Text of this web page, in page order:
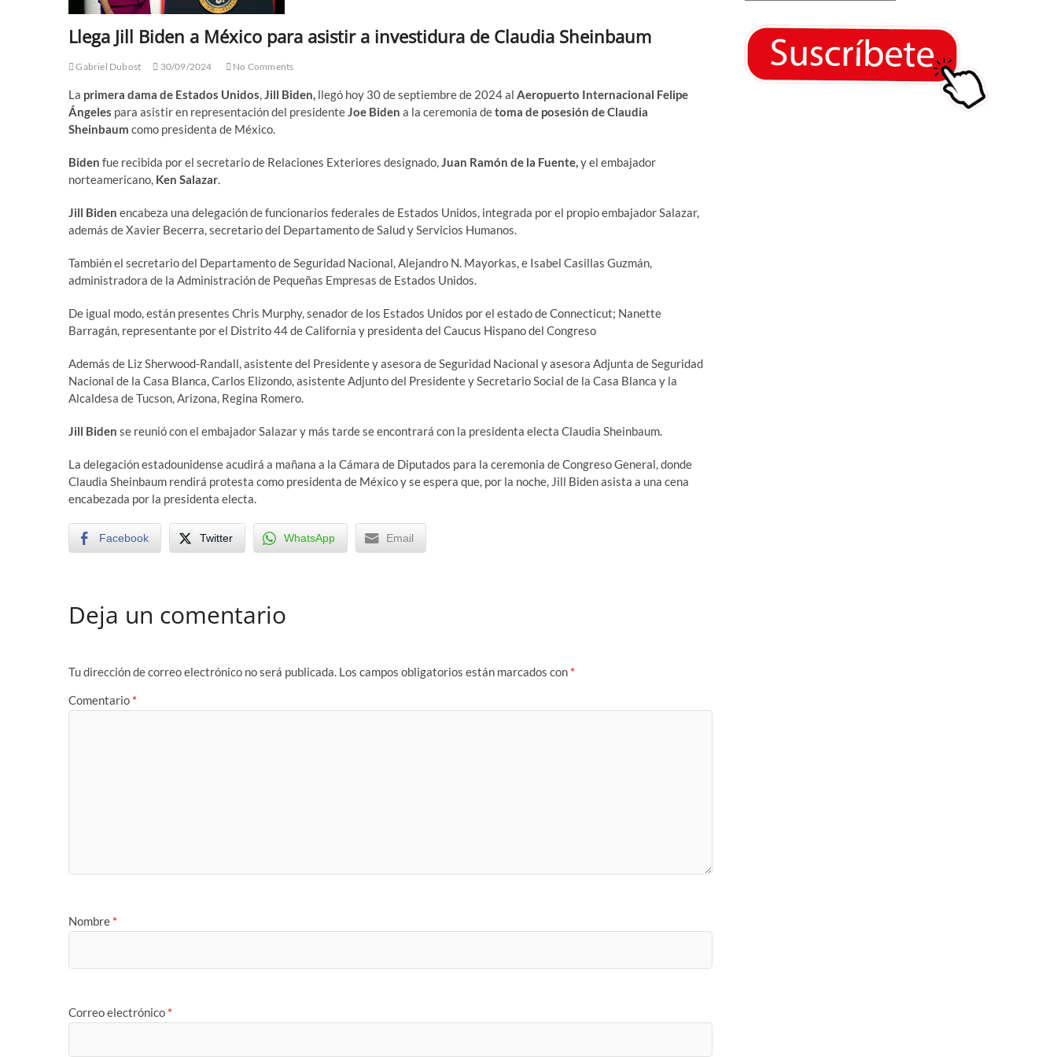
Llega Jill Biden a México para asistir a investidura de Claudia Sheinbaum
Gabriel Dubost 30/09/2024 No Comments
La primera dama de Estados Unidos,Jill Biden, llegó hoy 30 de septiembre de 2024 al Aeropuerto Internacional Felipe
Ángeles para asistir en representación del presidenteJoe Biden a la ceremonia detoma de posesión de Claudia
Sheinbaum como presidenta de México.
Biden fue recibida por el secretario de Relaciones Exteriores designado,Juan Ramón de la Fuente,y el embajador
norteamericano, Ken Salazar.
Jill Biden encabeza una delegación de funcionarios federales de Estados Unidos, integrada por el propio embajador Salazar,
además de Xavier Becerra, secretario del Departamento de Salud y Servicios Humanos.
También el secretario del Departamento de Seguridad Nacional, Alejandro N. Mayorkas, e Isabel Casillas Guzmán,
administradora de la Administración de Pequeñas Empresas de Estados Unidos.
De igual modo, están presentes Chris Murphy, senador de los Estados Unidos por el estado de Connecticut; Nanette
Barragán, representante por el Distrito 44 de California y presidenta del Caucus Hispano del Congreso
Además de Liz Sherwood-Randall, asistente del Presidente y asesora de Seguridad Nacional y asesora Adjunta de Seguridad
Nacional de la Casa Blanca, Carlos Elizondo, asistente Adjunto del Presidente y Secretario Social de la Casa Blanca y la
Alcaldesa de Tucson, Arizona, Regina Romero.
Jill Biden se reunió con el embajador Salazar y más tarde se encontrará con la presidenta electa Claudia Sheinbaum.
La delegación estadounidense acudirá a mañana a la Cámara de Diputados para la ceremonia de Congreso General, donde
Claudia Sheinbaum rendirá protesta como presidenta de México y se espera que, por la noche, Jill Biden asista a una cena
encabezada por la presidenta electa.
Facebook Twitter WhatsApp Email
Deja un comentario
Tu dirección de correo electrónico no será publicada. Los campos obligatorios están marcados con *
Comentario *
Nombre *
Correo electrónico *